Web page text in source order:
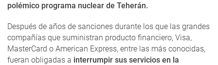
polémico programa nuclear de Teherán.
Después de años de sanciones durante los que las grandes
compañías que suministran producto financiero, Visa,
MasterCard o American Express, entre las más conocidas,
fueran obligadas a interrumpir sus servicios en la